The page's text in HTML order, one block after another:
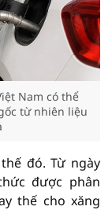
Nam có thể
từ nhiên liệu
đó. Từ ngày
được phân
thế cho xăng